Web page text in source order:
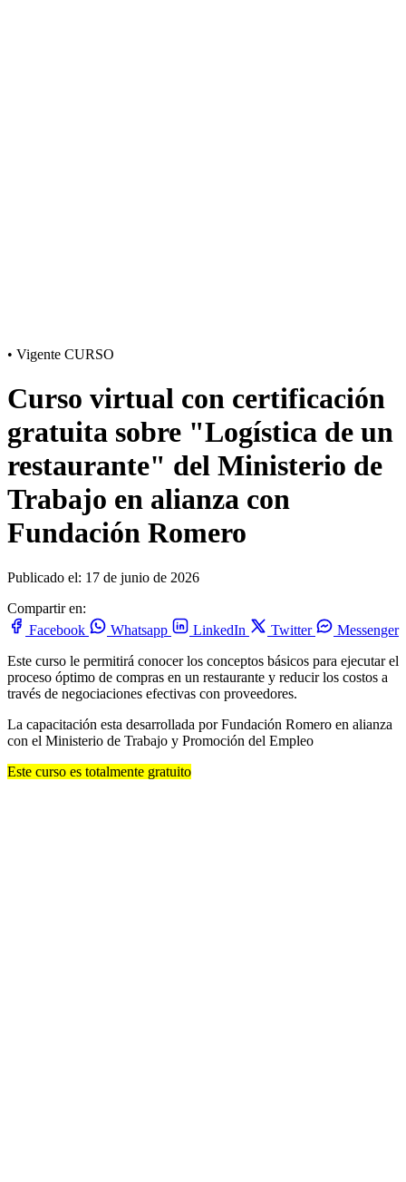
• Vigente CURSO
Curso virtual con certificación
gratuita sobre "Logística de un
restaurante" del Ministerio de
Trabajo en alianza con
Fundación Romero
Publicado el: 17 de junio de 2026
Compartir en:
Facebook
Whatsapp LinkedIn Twitter
Messenger
Este curso le permitirá conocer los conceptos básicos para ejecutar el
proceso óptimo de compras en un restaurante y reducir los costos a
través de negociaciones efectivas con proveedores.
La capacitación esta desarrollada por Fundación Romero en alianza
con el Ministerio de Trabajo y Promoción del Empleo
Este curso es totalmente gratuito